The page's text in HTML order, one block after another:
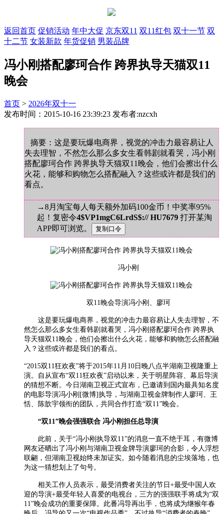
返回首页 促销活动 年中大促 京东双11 双11红包 双十一节 双
十二节 女装新款 年货促销 男装品牌
冯小刚搭配廖珂合作 跨界执导天猫双11
晚会
首页 > 2026年双十一
发布时间：2015-10-16 23:39:23 发布者:nzcxh
摘要：这是要玩爆电商界，视觉的冲击力最容易让人
失去理智，不然怎么那么多女生看韩剧就看哭，冯小刚
搭配廖珂合作 跨界执导天猫双11晚会，他们会擦出什么
火花，能够和购物怎么搭配融入？这些或许都是我们的
看点。
→8月淘宝每人每天额外加码100金币！中奖率95%
起！复密令4$VP1mgC6LrdS$:// HU7679 打开某淘
APP即可浏览。
冯小刚
双11晚会导演冯小刚、廖珂
这是要玩爆电商界，视觉的冲击力最容易让人失去理智，不
然怎么那么多女生看韩剧就看哭，冯小刚搭配廖珂合作 跨界执
导天猫双11晚会，他们会擦出什么火花，能够和购物怎么搭配融
入？这些或许都是我们的看点。
“2015双11狂欢夜”将于2015年11月10日晚八点半湖南卫视隆重上
演。自从宣布“双11狂欢夜”启动以来，关于明星阵容、幕后导演
的猜想不断。今日湖南卫视正式宣布，已邀请到国内最具知名度
的电影导演冯小刚[微博]执导，与湖南卫视金牌制作人廖珂、王
恬、陈歆宇领衔的团队，共同合作打造“双11”晚会。
“双11”晚会强强联合 冯小刚担任总导演
此前，关于“冯小刚执导双11”的消息一直不绝于耳，有微博
网友还晒出了冯小刚与湖南卫视金牌导演廖珂的合影，令人浮想
联翩，但湖南卫视始终未加证实。如今随着消息的尘埃落地，也
为这一猜想划上了句号。
相关工作人员表示，最受消费者关注的节日+最受中国人欢
迎的导演+最受年轻人喜爱的电视台，三方的强强联手将成为“双
11”晚会成功的重要保障。此番冯导再出手，也将成为继猴年春